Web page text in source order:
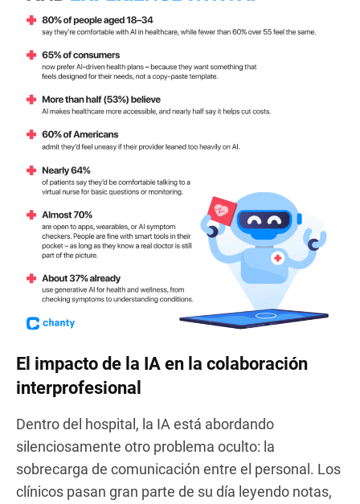
El impacto de la IA en la colaboración
interprofesional
Dentro del hospital, la IA está abordando
silenciosamente otro problema oculto: la
sobrecarga de comunicación entre el personal. Los
clínicos pasan gran parte de su día leyendo notas,